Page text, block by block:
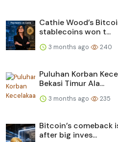
Cathie Wood’s
stablecoins won t...
3 months ago 240
Puluhan Korban
Bekasi Timur Ala...
3 months ago 235
Bitcoin’s comeback
after big inves...